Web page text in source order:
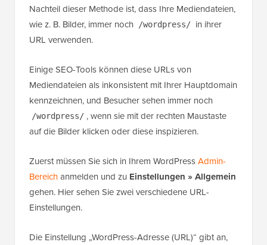
Nachteil dieser Methode ist, dass Ihre Mediendateien,
wie z. B. Bilder, immer noch /wordpress/ in ihrer
URL verwenden.
Einige SEO-Tools können diese URLs von
Mediendateien als inkonsistent mit Ihrer Hauptdomain
kennzeichnen, und Besucher sehen immer noch
/wordpress/ , wenn sie mit der rechten Maustaste
auf die Bilder klicken oder diese inspizieren.
Zuerst müssen Sie sich in Ihrem WordPressAdmin-
Bereichanmelden und zu Einstellungen » Allgemein
gehen. Hier sehen Sie zwei verschiedene URL-
Einstellungen.
Die Einstellung „WordPress-Adresse (URL)“ gibt an,